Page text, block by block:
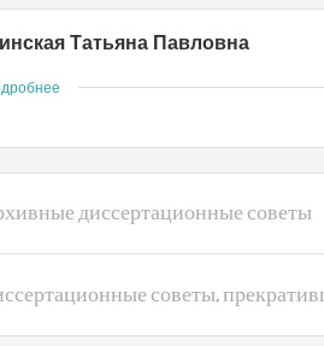
Татьяна Павловна
диссертационные советы
советы,